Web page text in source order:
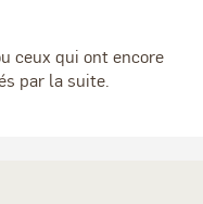
ceux qui ont encore
par la suite.